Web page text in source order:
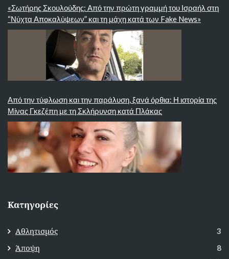
«Σωτήρης Σκουλούδης: Από την πρώτη γραμμή του Ισραήλ στη
“Νύχτα Αποκαλύψεων” και τη μάχη κατά των Fake News»
Από την τύφλωση και την παράλυση, ξανά όρθια: Η ιστορία της
Μίνας Γκεζέπη με τη Σκλήρυνση κατά Πλάκας
Κατηγορίες
Αθλητισμός 3
Άποψη 8